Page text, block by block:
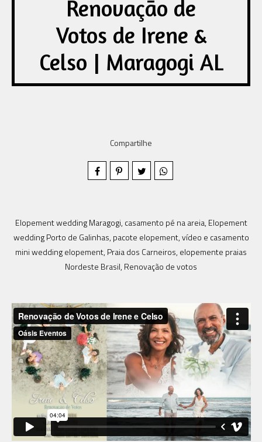
Renovação de
Votos de Irene &
Celso | Maragogi AL
Compartilhe
Elopement wedding Maragogi, casamento pé na areia, Elopement
wedding Porto de Galinhas, pacote elopement, vídeo e casamento
mini wedding elopement, Praia dos Carneiros, elopemente praias
Nordeste Brasil, Renovação de votos